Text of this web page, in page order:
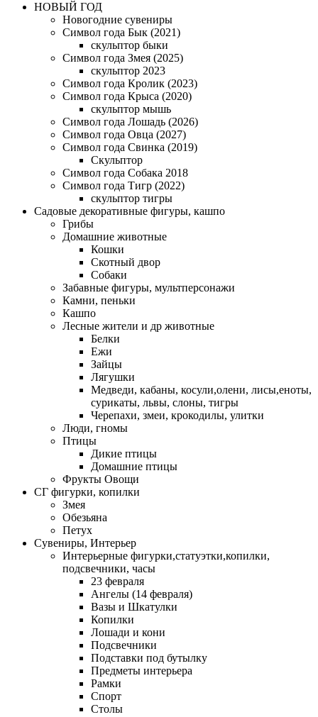
НОВЫЙ ГОД
Новогодние сувениры
Символ года Бык (2021)
скульптор быки
Символ года Змея (2025)
скульптор 2023
Символ года Кролик (2023)
Символ года Крыса (2020)
скульптор мышь
Символ года Лошадь (2026)
Символ года Овца (2027)
Символ года Свинка (2019)
Скульптор
Символ года Собака 2018
Символ года Тигр (2022)
скульптор тигры
Садовые декоративные фигуры, кашпо
Грибы
Домашние животные
Кошки
Скотный двор
Собаки
Забавные фигуры, мультперсонажи
Камни, пеньки
Кашпо
Лесные жители и др животные
Белки
Ежи
Зайцы
Лягушки
Медведи, кабаны, косули,олени, лисы,еноты,
сурикаты, львы, слоны, тигры
Черепахи, змеи, крокодилы, улитки
Люди, гномы
Птицы
Дикие птицы
Домашние птицы
Фрукты Овощи
СГ фигурки, копилки
Змея
Обезьяна
Петух
Сувениры, Интерьер
Интерьерные фигурки,статуэтки,копилки,
подсвечники, часы
23 февраля
Ангелы (14 февраля)
Вазы и Шкатулки
Копилки
Лошади и кони
Подсвечники
Подставки под бутылку
Предметы интерьера
Рамки
Спорт
Столы